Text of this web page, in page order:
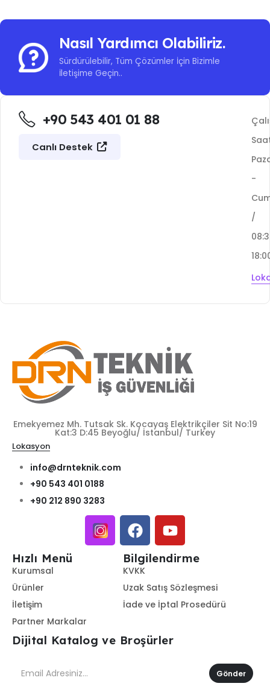
Nasıl Yardımcı Olabiliriz.
Sürdürülebilir, Tüm Çözümler İçin Bizimle
İletişime Geçin..
+90 543 401 01 88
Canlı Destek
-
/
Emekyemez Mh. Tutsak Sk. Kocayaş Elektrikçiler Sit No:19
Kat:3 D:45 Beyoğlu/ İstanbul/ Turkey
Lokasyon
info@drnteknik.com
+90 543 401 0188
+90 212 890 3283
Hızlı Menü
Kurumsal
Ürünler
İletişim
Partner Markalar
Bilgilendirme
KVKK
Uzak Satış Sözleşmesi
İade ve İptal Prosedürü
Dijital Katalog ve Broşürler
Gönder